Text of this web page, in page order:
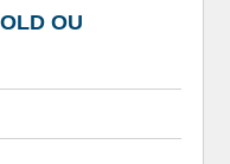
OU